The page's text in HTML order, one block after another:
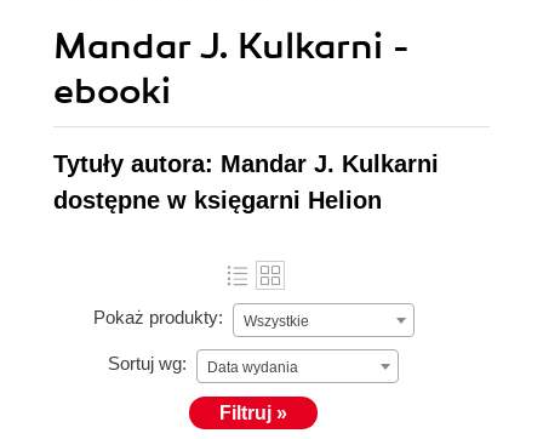
Mandar J. Kulkarni -
ebooki
Tytuły autora: Mandar J. Kulkarni
dostępne w księgarni Helion
Pokaż produkty: Wszystkie
Sortuj wg: Data wydania
Filtruj »